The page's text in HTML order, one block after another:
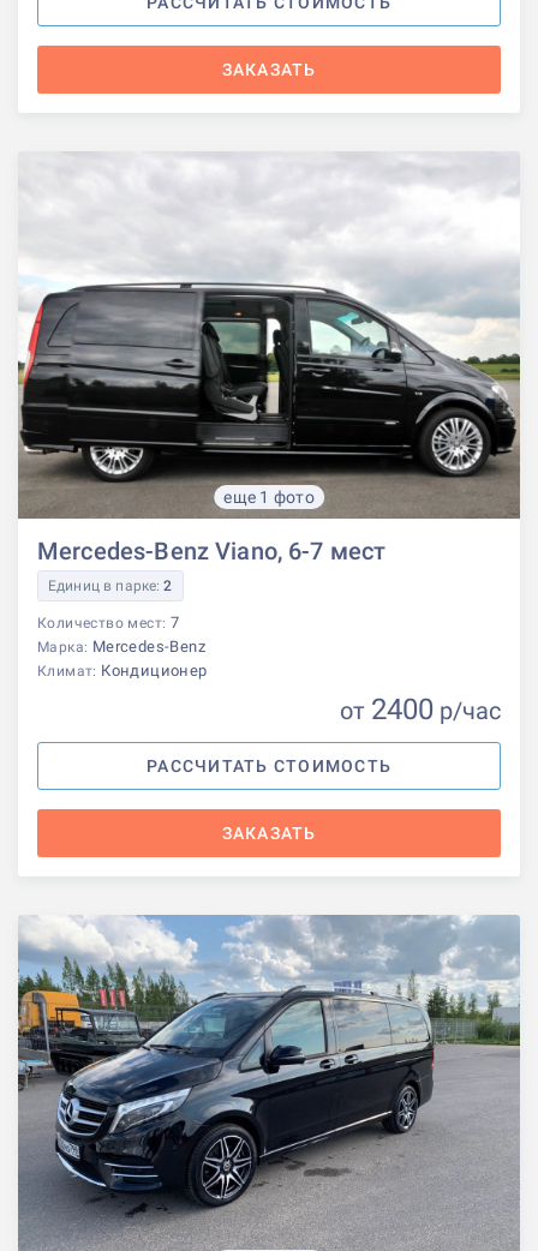
ЗАКАЗАТЬ
еще 1 фото
Mercedes-Benz Viano, 6-7 мест
Единиц в парке:2
Количество мест: 7
Марка: Mercedes-Benz
Климат: Кондиционер
от 2400 р/час
РАССЧИТАТЬ СТОИМОСТЬ
ЗАКАЗАТЬ